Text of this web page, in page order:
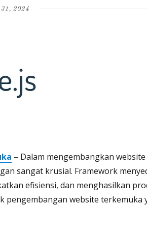
31, 2024
– Dalam mengembangkan
sangat krusial. Framework
efisiensi, dan menghasilkan
pengembangan website terkemuka